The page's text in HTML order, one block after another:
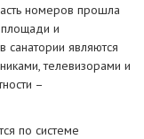
номеров прошла
и
санатории являются
телевизорами и
–
по системе